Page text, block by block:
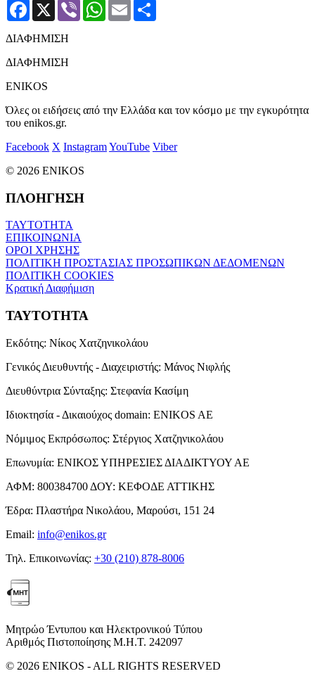
Facebook
X Viber WhatsApp
Email
ΔΙΑΦΗΜΙΣΗ
ΔΙΑΦΗΜΙΣΗ
ENIKOS
Όλες οι ειδήσεις από την Ελλάδα και τον κόσμο με την εγκυρότητα
του enikos.gr.
Facebook X InstagramYouTube Viber
© 2026 ENIKOS
ΠΛΟΗΓΗΣΗ
ΤΑΥΤΟΤΗΤΑ
ΕΠΙΚΟΙΝΩΝΙΑ
ΟΡΟΙ ΧΡΗΣΗΣ
ΠΟΛΙΤΙΚΗ ΠΡΟΣΤΑΣΙΑΣ ΠΡΟΣΩΠΙΚΩΝ ΔΕΔΟΜΕΝΩΝ
ΠΟΛΙΤΙΚΗ COOKIES
Κρατική Διαφήμιση
ΤΑΥΤΟΤΗΤΑ
Εκδότης: Νίκος Χατζηνικολάου
Γενικός Διευθυντής - Διαχειριστής: Μάνος Νιφλής
Διευθύντρια Σύνταξης: Στεφανία Κασίμη
Ιδιοκτησία - Δικαιούχος domain: ENIKOS AE
Νόμιμος Εκπρόσωπος: Στέργιος Χατζηνικολάου
Επωνυμία: ΕΝΙΚΟΣ ΥΠΗΡΕΣΙΕΣ ΔΙΑΔΙΚΤΥΟΥ ΑΕ
ΑΦΜ: 800384700 ΔΟΥ: ΚΕΦΟΔΕ ΑΤΤΙΚΗΣ
Έδρα: Πλαστήρα Νικολάου, Μαρούσι, 151 24
Email: info@enikos.gr
Τηλ. Επικοινωνίας: +30 (210) 878-8006
Μητρώο Έντυπου και Ηλεκτρονικού Τύπου
Αριθμός Πιστοποίησης Μ.Η.Τ. 242097
© 2026 ENIKOS - ALL RIGHTS RESERVED